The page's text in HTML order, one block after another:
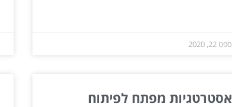
ספט 22, 2020
אסטרטגיות מפתח לפיתוח